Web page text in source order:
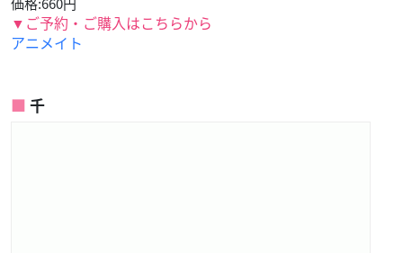
▼ご予約・ご購入はこちらから
アニメイト
千